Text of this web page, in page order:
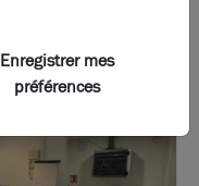
Enregistrer mes
préférences